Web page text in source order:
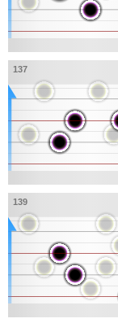
137
139